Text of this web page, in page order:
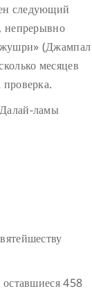
следующий
непрерывно
(Джампал
месяцев
проверка.
ламы
458